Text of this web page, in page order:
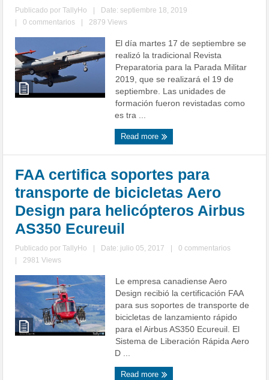
Publicado porTallyHo
Date: septiembre 18, 2019
0 commentarios 2879 Views
El día martes 17 de septiembre se
realizó la tradicional Revista
Preparatoria para la Parada Militar
2019, que se realizará el 19 de
septiembre. Las unidades de
formación fueron revistadas como
es tra ...
Read more
FAA certifica soportes para
transporte de bicicletas Aero
Design para helicópteros Airbus
AS350 Ecureuil
Publicado porTallyHo Date: julio 05, 2017
0 commentarios
2981 Views
Le empresa canadiense Aero
Design recibió la certificación FAA
para sus soportes de transporte de
bicicletas de lanzamiento rápido
para el Airbus AS350 Ecureuil. El
Sistema de Liberación Rápida Aero
D ...
Read more